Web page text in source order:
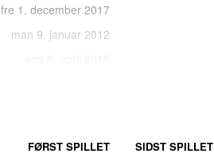
fre 1. december 2017
man 9. januar 2012
FØRST SPILLET SIDST SPILLET